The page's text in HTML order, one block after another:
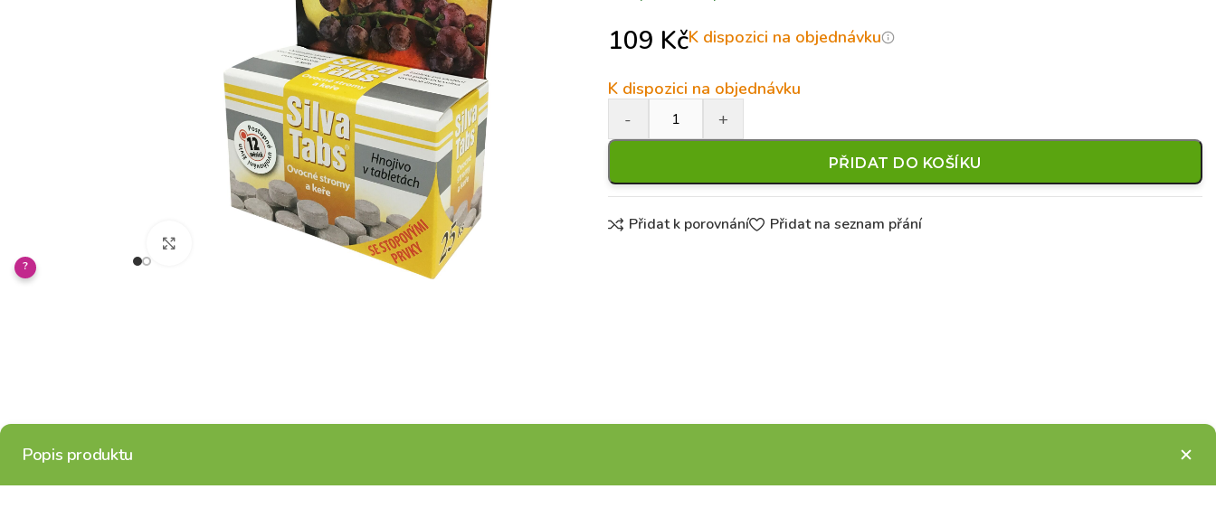
Klikněte pro zvětšení
?
109 KčK dispozici na objednávku
K dispozici na objednávku
PŘIDAT DO KOŠÍKU
Přidat k porovnání Přidat na seznam přání
Popis produktu